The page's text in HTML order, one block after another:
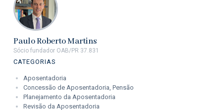
Paulo Roberto Martins
Sócio fundador OAB/PR 37.831
CATEGORIAS
Aposentadoria
Concessão de Aposentadoria, Pensão
Planejamento da Aposentadoria
Revisão da Aposentadoria